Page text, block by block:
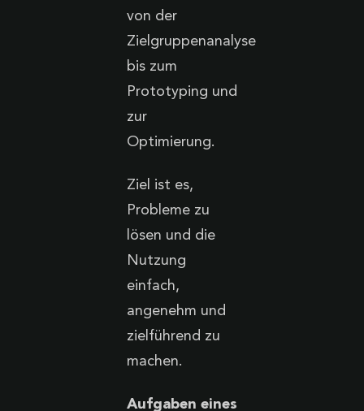
von der
Zielgruppenanalyse
bis zum
Prototyping und
zur
Optimierung.
Ziel ist es,
Probleme zu
lösen und die
Nutzung
einfach,
angenehm und
zielführend zu
machen.
Aufgaben eines